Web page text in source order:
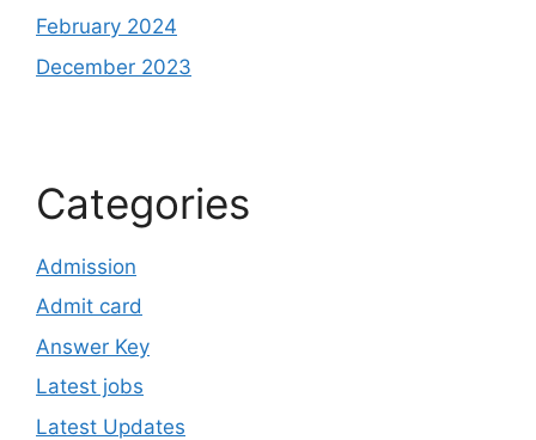
February 2024
December 2023
Categories
Admission
Admit card
Answer Key
Latest jobs
Latest Updates